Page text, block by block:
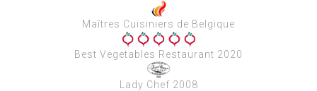
Maîtres Cuisiniers de Belgique
Best Vegetables Restaurant 2020
Lady Chef 2008